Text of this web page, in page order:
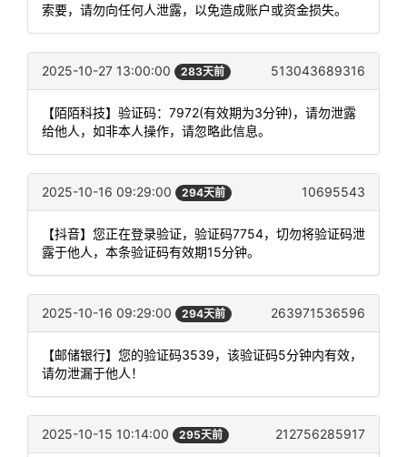
索要，请勿向任何人泄露，以免造成账户或资金损失。
2025-10-27 13:00:00 283天前 513043689316
【陌陌科技】验证码：7972(有效期为3分钟)，请勿泄露
给他人，如非本人操作，请忽略此信息。
2025-10-16 09:29:00 294天前 10695543
【抖音】您正在登录验证，验证码7754，切勿将验证码泄
露于他人，本条验证码有效期15分钟。
2025-10-16 09:29:00 294天前 263971536596
【邮储银行】您的验证码3539，该验证码5分钟内有效，
请勿泄漏于他人！
2025-10-15 10:14:00 295天前 212756285917